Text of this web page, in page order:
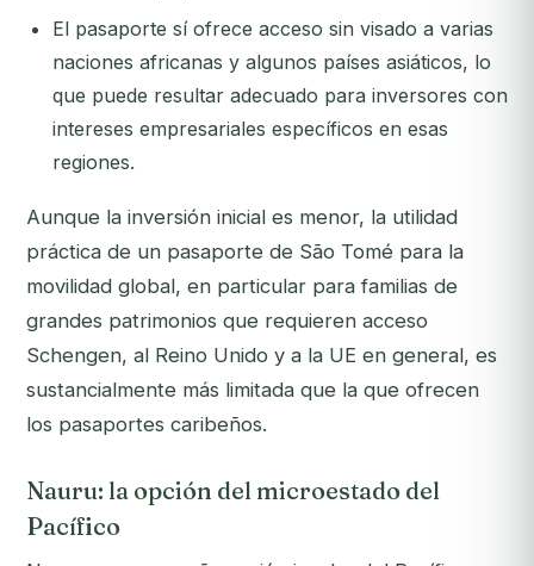
El pasaporte sí ofrece acceso sin visado a varias
naciones africanas y algunos países asiáticos, lo
que puede resultar adecuado para inversores con
intereses empresariales específicos en esas
regiones.
Aunque la inversión inicial es menor, la utilidad
práctica de un pasaporte de São Tomé para la
movilidad global, en particular para familias de
grandes patrimonios que requieren acceso
Schengen, al Reino Unido y a la UE en general, es
sustancialmente más limitada que la que ofrecen
los pasaportes caribeños.
Nauru: la opción del microestado del
Pacífico